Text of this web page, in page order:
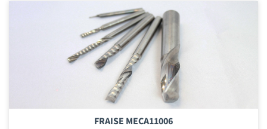
FRAISE MECA11006